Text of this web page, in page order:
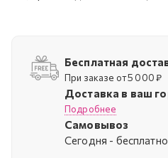
Бесплатная
При заказе от 5 000 ₽
Доставка в ваш
Подробнее
Самовывоз
Cегодня - бесплатно